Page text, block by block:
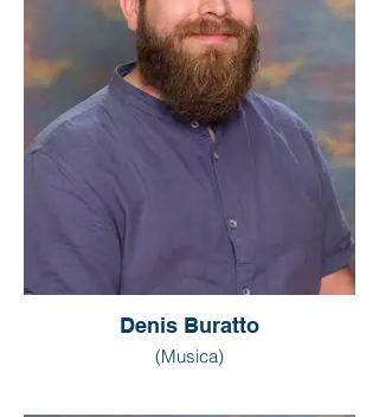
Denis Buratto
(Musica)